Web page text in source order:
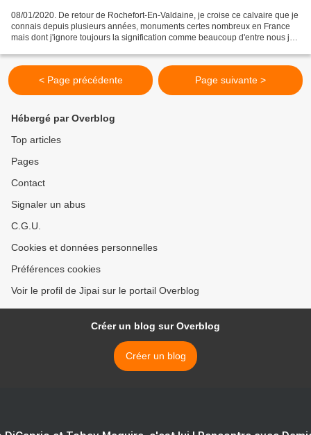
08/01/2020. De retour de Rochefort-En-Valdaine, je croise ce calvaire que je
connais depuis plusieurs années, monuments certes nombreux en France
mais dont j'ignore toujours la signification comme beaucoup d'entre nous je
< Page précédente Page suivante >
Hébergé par Overblog
Top articles
Pages
Contact
Signaler un abus
C.G.U.
Cookies et données personnelles
Préférences cookies
Voir le profil de Jipai sur le portail Overblog
Créer un blog sur Overblog
Créer un blog